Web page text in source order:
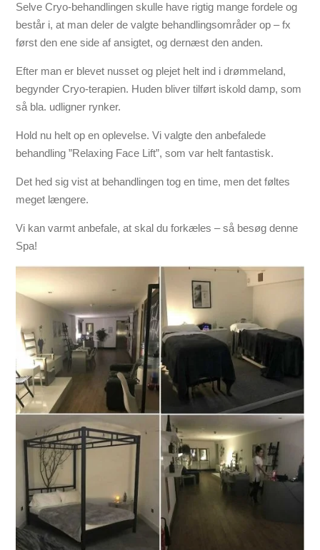
Selve Cryo-behandlingen skulle have rigtig mange fordele og
består i, at man deler de valgte behandlingsområder op – fx
først den ene side af ansigtet, og dernæst den anden.
Efter man er blevet nusset og plejet helt ind i drømmeland,
begynder Cryo-terapien. Huden bliver tilført iskold damp, som
så bla. udligner rynker.
Hold nu helt op en oplevelse. Vi valgte den anbefalede
behandling ”Relaxing Face Lift”, som var helt fantastisk.
Det hed sig vist at behandlingen tog en time, men det føltes
meget længere.
Vi kan varmt anbefale, at skal du forkæles – så besøg denne
Spa!